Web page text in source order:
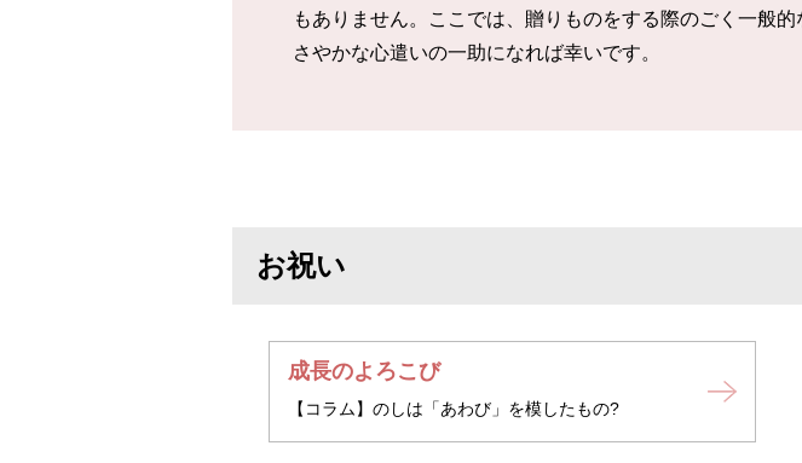
もありません。ここでは、贈りものをする際のごく一般
さやかな心遣いの一助になれば幸いです。
お祝い
成長のよろこび
【コラム】のしは「あわび」を模したもの?